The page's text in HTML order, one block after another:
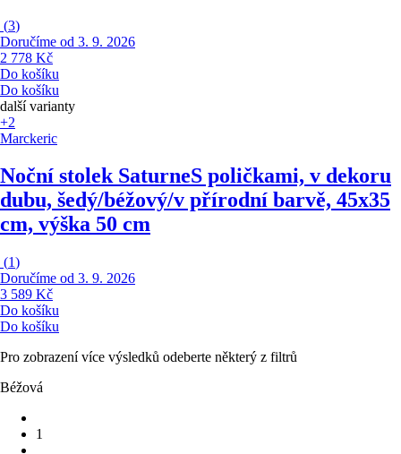
(3)
Doručíme od 3. 9. 2026
2 778 Kč
Do košíku
Do košíku
další varianty
+2
Marckeric
Noční stolek SaturneS poličkami, v dekoru
dubu, šedý/béžový/v přírodní barvě, 45x35
cm, výška 50 cm
(1)
Doručíme od 3. 9. 2026
3 589 Kč
Do košíku
Do košíku
Pro zobrazení více výsledků odeberte některý z filtrů
Béžová
1